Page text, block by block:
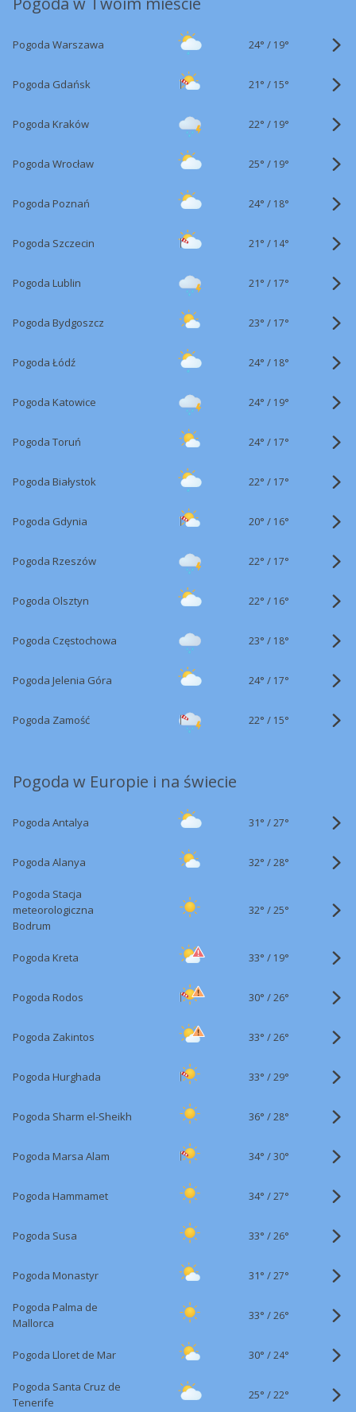
Pogoda Warszawa 24° / 19°
Pogoda Gdańsk 21° / 15°
Pogoda Kraków 22° / 19°
Pogoda Wrocław 25° / 19°
Pogoda Poznań 24° / 18°
Pogoda Szczecin 21° / 14°
Pogoda Lublin 21° / 17°
Pogoda Bydgoszcz 23° / 17°
Pogoda Łódź 24° / 18°
Pogoda Katowice 24° / 19°
Pogoda Toruń 24° / 17°
Pogoda Białystok 22° / 17°
Pogoda Gdynia 20° / 16°
Pogoda Rzeszów 22° / 17°
Pogoda Olsztyn 22° / 16°
Pogoda Częstochowa 23° / 18°
Pogoda Jelenia Góra 24° / 17°
Pogoda Zamość 22° / 15°
Pogoda w Europie i na świecie
Pogoda Antalya 31° /27°
Pogoda Alanya 32° /28°
Pogoda Stacja
meteorologiczna
Bodrum
32° /25°
Pogoda Kreta 33° / 19°
Pogoda Rodos 30° /26°
Pogoda Zakintos 33° /26°
Pogoda Hurghada 33° /29°
Pogoda Sharm el-Sheikh 36° /28°
Pogoda Marsa Alam 34° /30°
Pogoda Hammamet 34° /27°
Pogoda Susa 33° /26°
Pogoda Monastyr 31° /27°
Pogoda Palma de
Mallorca
33° /26°
Pogoda Lloret de Mar 30° /24°
Pogoda Santa Cruz de
Tenerife
25° /22°